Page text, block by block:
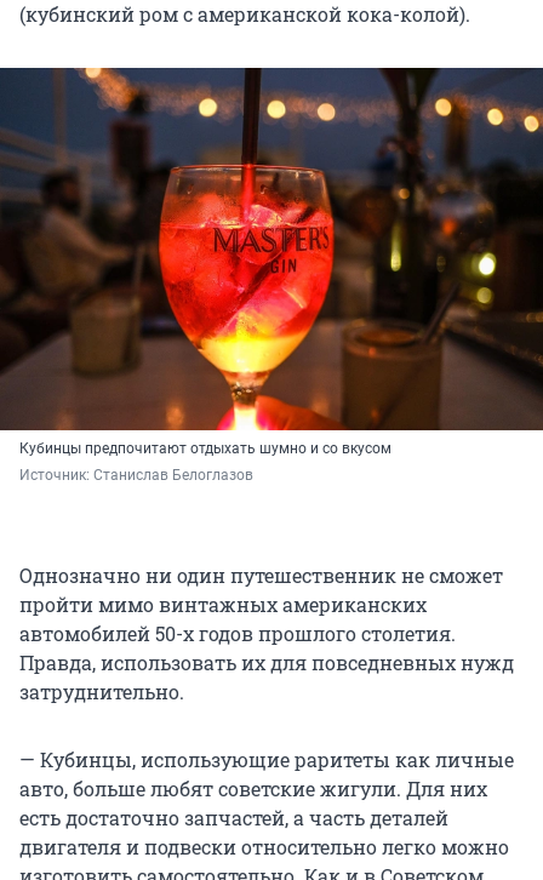
(кубинский ром с американской кока-колой).
Кубинцы предпочитают отдыхать шумно и со вкусом
Источник: Станислав Белоглазов
Однозначно ни один путешественник не сможет
пройти мимо винтажных американских
автомобилей 50-х годов прошлого столетия.
Правда, использовать их для повседневных нужд
затруднительно.
— Кубинцы, использующие раритеты как личные
авто, больше любят советские жигули. Для них
есть достаточно запчастей, а часть деталей
двигателя и подвески относительно легко можно